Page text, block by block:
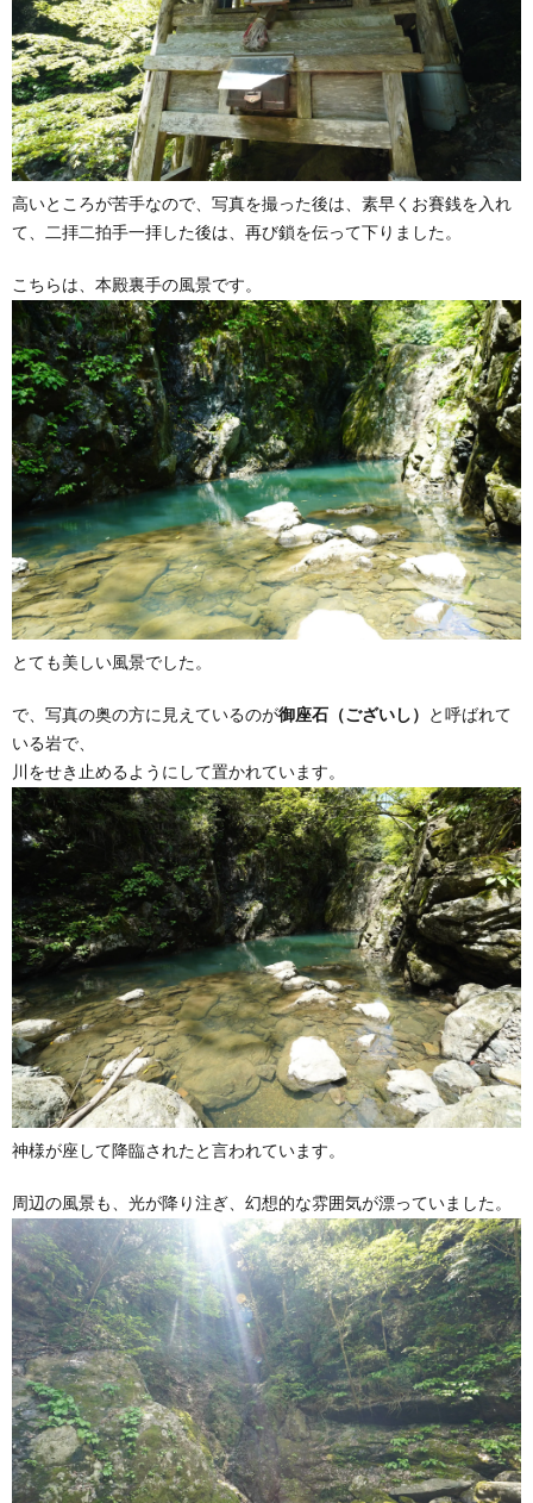
高いところが苦手なので、写真を撮った後は、素早くお賽銭を入れ
て、二拝二拍手一拝した後は、再び鎖を伝って下りました。
こちらは、本殿裏手の風景です。
とても美しい風景でした。
で、写真の奥の方に見えているのが御座石（ございし）
と呼ばれて
いる岩で、
川をせき止めるようにして置かれています。
神様が座して降臨されたと言われています。
周辺の風景も、光が降り注ぎ、幻想的な雰囲気が漂っていました。